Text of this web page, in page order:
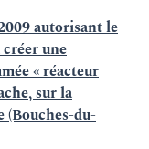
autorisant le
une
« réacteur
sur la
(Bouches-du-